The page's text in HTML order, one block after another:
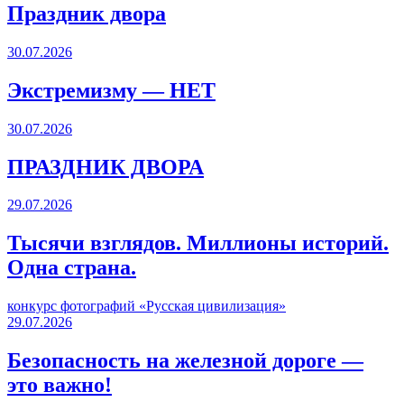
Праздник двора
30.07.2026
Экстремизму — НЕТ
30.07.2026
ПРАЗДНИК ДВОРА️
29.07.2026
Тысячи взглядов. Миллионы историй.
Одна страна.
конкурс фотографий «Русская цивилизация»
29.07.2026
Безопасность на железной дороге —
это важно!